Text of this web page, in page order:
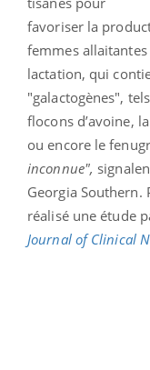
favoriser la
femmes
lactation, qui
"galactogènes",
flocons d’avoine,
ou encore le
inconnue",
Georgia
réalisé une étude
Journal of Clinical